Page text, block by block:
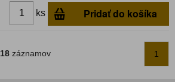
ks Pridať do košíka
18 záznamov 1